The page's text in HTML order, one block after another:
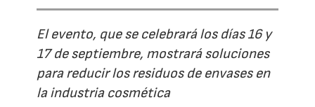
El evento, que se celebrará los días 16 y
17 de septiembre, mostrará soluciones
para reducir los residuos de envases en
la industria cosmética